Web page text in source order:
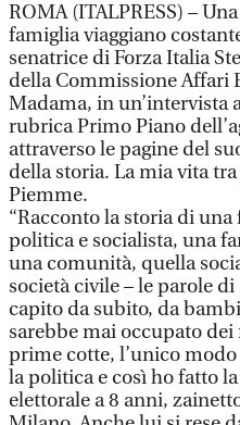
ROMA (ITALPRESS) –
famiglia viaggiano
senatrice di Forza Italia
della Commissione Affari
Madama, in un’intervista
rubrica Primo Piano
attraverso le pagine del
della storia. La mia vita
Piemme.
“Racconto la storia di
politica e socialista, una
una comunità, quella
società civile – le parole
capito da subito, da
sarebbe mai occupato
prime cotte, l’unico
la politica e così ho fatto
elettorale a 8 anni,